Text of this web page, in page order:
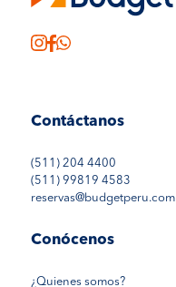
Contáctanos
(511) 204 4400
(511) 99819 4583
reservas@budgetperu.com
Conócenos
¿Quienes somos?